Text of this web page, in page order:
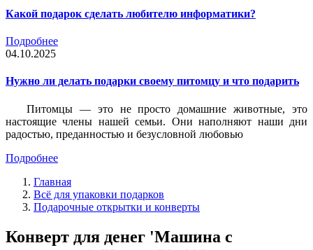
Какой подарок сделать любителю информатики?
Подробнее
04.10.2025
Нужно ли делать подарки своему питомцу и что подарить
Питомцы — это не просто домашние животные, это
настоящие члены нашей семьи. Они наполняют наши дни
радостью, преданностью и безусловной любовью
Подробнее
Главная
Всё для упаковки подарков
Подарочные открытки и конверты
Конверт для денег 'Машина с